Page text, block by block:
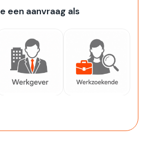
een aanvraag als